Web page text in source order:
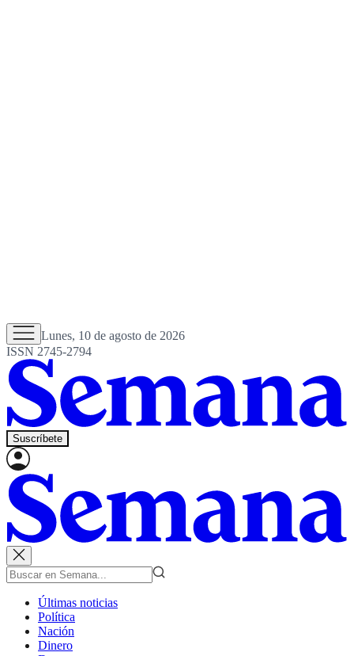
Lunes, 10 de agosto de 2026
ISSN 2745-2794
Suscríbete
Últimas noticias
Política
Nación
Dinero